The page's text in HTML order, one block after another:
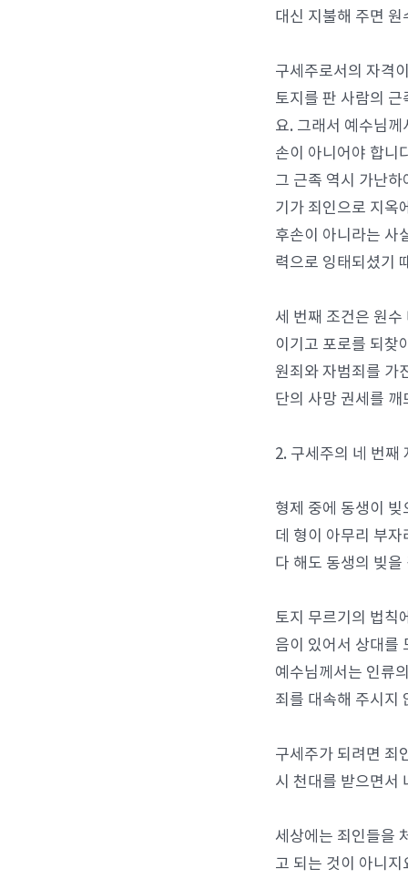
대신 지불해 주면
구세주로서의 자격
토지를 판 사람의
요. 그래서 예수님
손이 아니어야 합니
그 근족 역시 가난
기가 죄인으로 지옥
후손이 아니라는 사
력으로 잉태되셨기
세 번째 조건은 원
이기고 포로를 되찾
원죄와 자범죄를 가
단의 사망 권세를
2. 구세주의 네 번째
형제 중에 동생이
데 형이 아무리 부
다 해도 동생의 빚
토지 무르기의 법칙
음이 있어서 상대를
예수님께서는 인류
죄를 대속해 주시지
구세주가 되려면 죄
시 천대를 받으면서
세상에는 죄인들을
고 되는 것이 아니